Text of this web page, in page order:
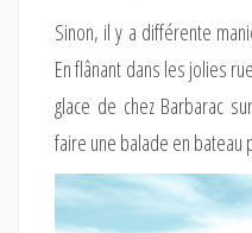
Sinon, il y a différente
En flânant dans les jolies
glace de chez Barbarac
faire une balade en bateau